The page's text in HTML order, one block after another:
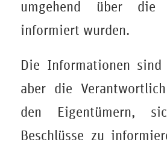
umgehend über die
informiert wurden.
Die Informationen sind
aber die
den Eigentümern,
Beschlüsse zu